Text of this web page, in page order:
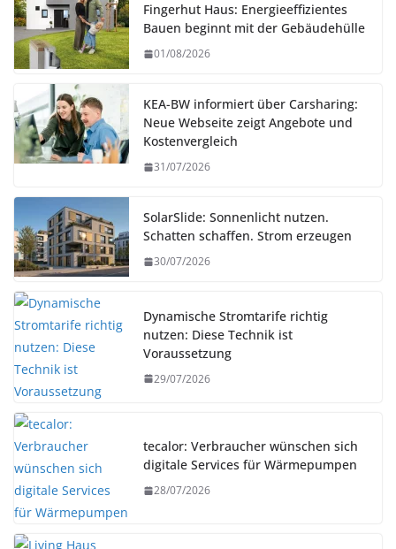
Fingerhut Haus: Energieeffizientes
Bauen beginnt mit der Gebäudehülle
01/08/2026
KEA-BW informiert über Carsharing:
Neue Webseite zeigt Angebote und
Kostenvergleich
31/07/2026
SolarSlide: Sonnenlicht nutzen.
Schatten schaffen. Strom erzeugen
30/07/2026
Dynamische Stromtarife richtig
nutzen: Diese Technik ist
Voraussetzung
29/07/2026
tecalor: Verbraucher wünschen sich
digitale Services für Wärmepumpen
28/07/2026